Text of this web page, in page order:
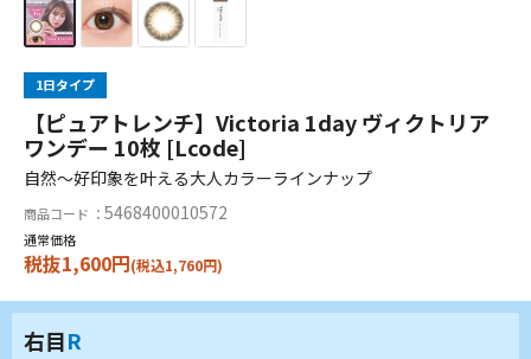
1日タイプ
【ピュアトレンチ】Victoria 1day ヴィクトリア
ワンデー 10枚 [Lcode]
自然～好印象を叶える大人カラーラインナップ
商品コード ： 5468400010572
通常価格
税抜1,600円(税込1,760円)
右目R